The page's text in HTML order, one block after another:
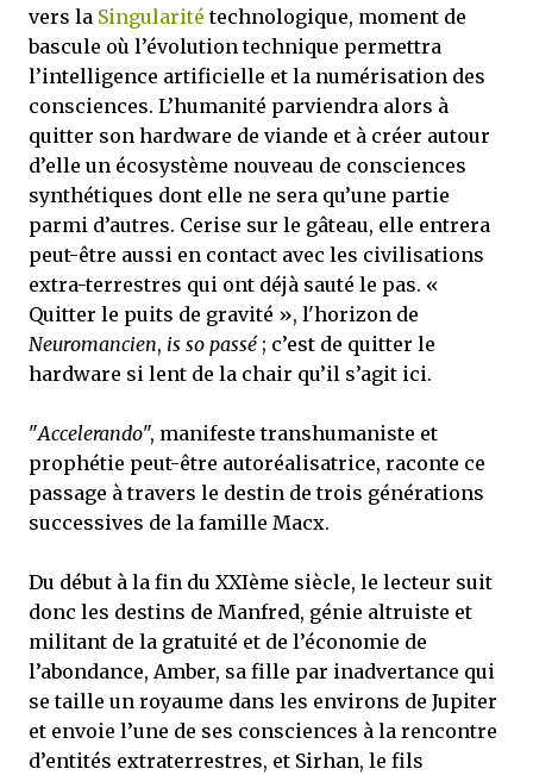
vers la Singularité technologique, moment de
bascule où l’évolution technique permettra
l’intelligence artificielle et la numérisation des
consciences. L’humanité parviendra alors à
quitter son hardware de viande et à créer autour
d’elle un écosystème nouveau de consciences
synthétiques dont elle ne sera qu’une partie
parmi d’autres. Cerise sur le gâteau, elle entrera
peut-être aussi en contact avec les civilisations
extra-terrestres qui ont déjà sauté le pas. «
Quitter le puits de gravité », l'horizon de
Neuromancien, is so passé; c’est de quitter le
hardware si lent de la chair qu’il s’agit ici.
"Accelerando", manifeste transhumaniste et
prophétie peut-être autoréalisatrice, raconte ce
passage à travers le destin de trois générations
successives de la famille Macx.
Du début à la fin du XXIème siècle, le lecteur suit
donc les destins de Manfred, génie altruiste et
militant de la gratuité et de l’économie de
l’abondance, Amber, sa fille par inadvertance qui
se taille un royaume dans les environs de Jupiter
et envoie l’une de ses consciences à la rencontre
d’entités extraterrestres, et Sirhan, le fils